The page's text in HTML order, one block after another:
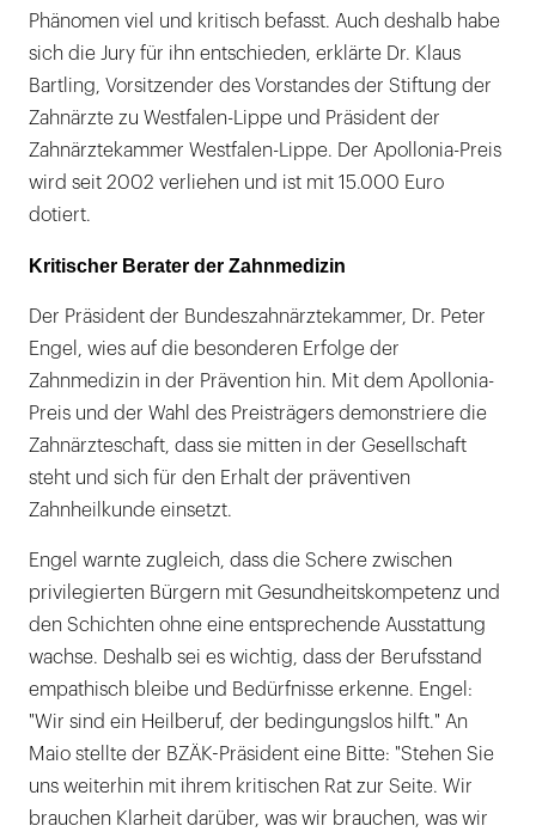
Phänomen viel und kritisch befasst. Auch deshalb habe
sich die Jury für ihn entschieden, erklärte Dr. Klaus
Bartling, Vorsitzender des Vorstandes der Stiftung der
Zahnärzte zu Westfalen-Lippe und Präsident der
Zahnärztekammer Westfalen-Lippe. Der Apollonia-Preis
wird seit 2002 verliehen und ist mit 15.000 Euro
dotiert.
Kritischer Berater der Zahnmedizin
Der Präsident der Bundeszahnärztekammer, Dr. Peter
Engel, wies auf die besonderen Erfolge der
Zahnmedizin in der Prävention hin. Mit dem Apollonia-
Preis und der Wahl des Preisträgers demonstriere die
Zahnärzteschaft, dass sie mitten in der Gesellschaft
steht und sich für den Erhalt der präventiven
Zahnheilkunde einsetzt.
Engel warnte zugleich, dass die Schere zwischen
privilegierten Bürgern mit Gesundheitskompetenz und
den Schichten ohne eine entsprechende Ausstattung
wachse. Deshalb sei es wichtig, dass der Berufsstand
empathisch bleibe und Bedürfnisse erkenne. Engel:
"Wir sind ein Heilberuf, der bedingungslos hilft." An
Maio stellte der BZÄK-Präsident eine Bitte: "Stehen Sie
uns weiterhin mit ihrem kritischen Rat zur Seite. Wir
brauchen Klarheit darüber, was wir brauchen, was wir